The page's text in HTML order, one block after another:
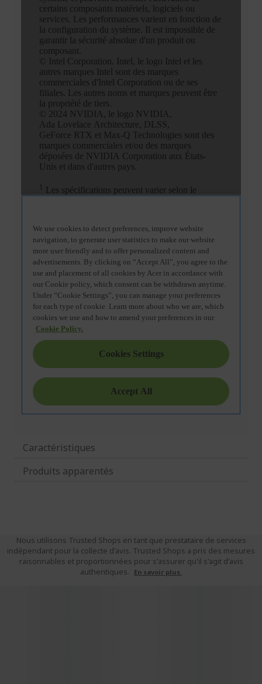
Caractéristiques
Produits apparentés
Nous utilisons Trusted Shops en tant que prestataire de services
indépendant pour la collecte d'avis. Trusted Shops a pris des mesures
raisonnables et proportionnées pour s'assurer qu'il s'agit d'avis
authentiques.
En savoir plus.